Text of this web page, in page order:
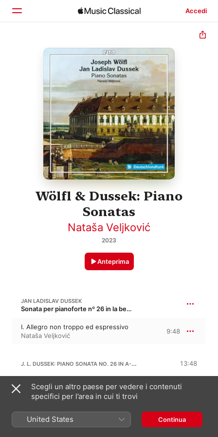
Accedi
Home
Cerca
Wölfl & Dussek: Piano
Sonatas
Nataša Veljković
2023
Anteprima
JAN LADISLAV DUSSEK
Sonata per pianoforte nº 26 in la bemolle maggiore, C 221, Op. 77, Op. 70, Op. 71 · “Le retour a Paris pour le forte-piano”
I. Allegro non troppo ed espressivo
Nataša Veljković
9:48
J. L. DUSSEK: PIANO SONATA NO. 26 IN A-FLAT MAJOR, OP. 64, C. 221 "LE RETOUR À PARIS" 13:48
espressione
Nataša Veljković
11:01
allegro
Nataša Veljković
2:46
Scegli un altro paese per vedere i contenuti
specifici per l’area in cui ti trovi
United States Continua